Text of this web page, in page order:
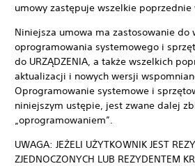
umowy zastępuje wszelkie poprzednie
Niniejsza umowa ma zastosowanie do
oprogramowania systemowego i
do URZĄDZENIA, a także wszelkich
aktualizacji i nowych wersji
Oprogramowanie systemowe i
niniejszym ustępie, jest zwane dalej
„oprogramowaniem”.
UWAGA: JEŻELI UŻYTKOWNIK JEST
ZJEDNOCZONYCH LUB REZYDENTEM